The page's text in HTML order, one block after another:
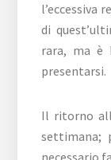
l’eccessiva
di
rara, ma è
presentarsi.
Il ritorno
settimana;